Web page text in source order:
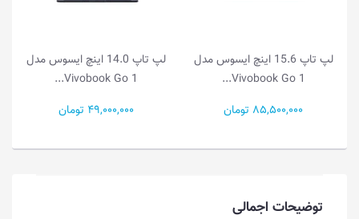
لپ تاپ 15.6 اینچ ایسوس مدل
Vivobook Go 1...
85,500,000 تومان
لپ تاپ 14.0 اینچ ایسوس مدل
Vivobook Go 1...
49,000,000 تومان
توضیحات اجمالی